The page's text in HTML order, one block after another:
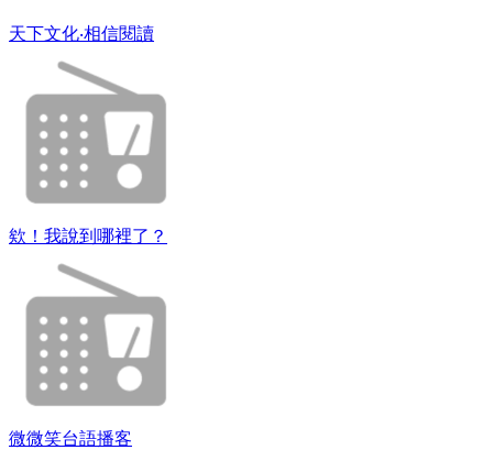
天下文化‧相信閱讀
欸！我說到哪裡了？
微微笑台語播客